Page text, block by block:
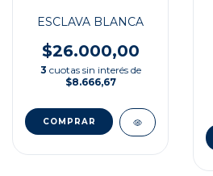
ESCLAVA BLANCA
$26.000,00
3 cuotas sin interés de
$8.666,67